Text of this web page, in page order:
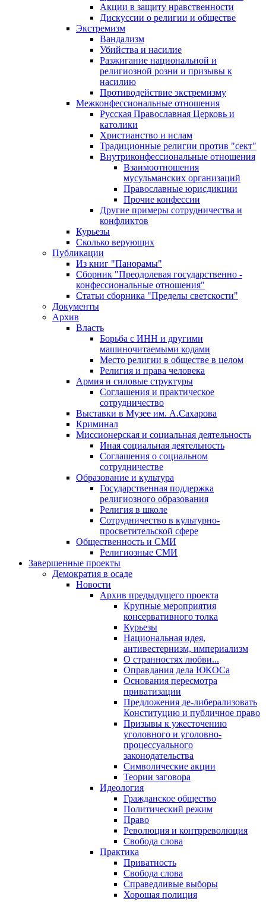
Акции в защиту нравственности
Дискуссии о религии и обществе
Экстремизм
Вандализм
Убийства и насилие
Разжигание национальной и
религиозной розни и призывы к
насилию
Противодействие экстремизму
Межконфессиональные отношения
Русская Православная Церковь и
католики
Христианство и ислам
Традиционные религии против "сект"
Внутриконфессиональные отношения
Взаимоотношения
мусульманских организаций
Православные юрисдикции
Прочие конфессии
Другие примеры сотрудничества и
конфликтов
Курьезы
Сколько верующих
Публикации
Из книг "Панорамы"
Сборник "Преодолевая государственно -
конфессиональные отношения"
Статьи сборника "Пределы светскости"
Документы
Архив
Власть
Борьба с ИНН и другими
машиночитаемыми кодами
Место религии в обществе в целом
Религия и права человека
Армия и силовые структуры
Соглашения и практическое
сотрудничество
Выставки в Музее им. А.Сахарова
Криминал
Миссионерская и социальная деятельность
Иная социальная деятельность
Соглашения о социальном
сотрудничестве
Образование и культура
Государственная поддержка
религиозного образования
Религия в школе
Сотрудничество в культурно-
просветительской сфере
Общественность и СМИ
Религиозные СМИ
Завершенные проекты
Демократия в осаде
Новости
Архив предыдущего проекта
Крупные мероприятия
консервативного толка
Курьезы
Национальная идея,
антивестернизм, империализм
О странностях любви...
Оправдания дела ЮКОСа
Основания пересмотра
приватизации
Предложения де-либерализовать
Конституцию и публичное право
Призывы к ужесточению
уголовного и уголовно-
процессуального
законодательства
Символические акции
Теории заговора
Идеология
Гражданское общество
Политический режим
Право
Революция и контрреволюция
Свобода слова
Практика
Приватность
Свобода слова
Справедливые выборы
Хорошая полиция